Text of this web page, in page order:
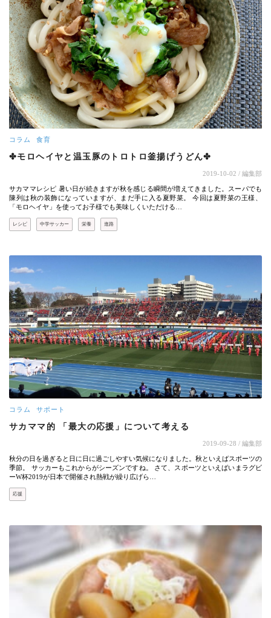
コラム 食育
✤モロヘイヤと温玉豚のトロトロ釜揚げうどん✤
2019-10-02 / 編集部
サカママレシピ 暑い日が続きますが秋を感じる瞬間が増えてきました。スーパでも
陳列は秋の装飾になっていますが、まだ手に入る夏野菜。 今回は夏野菜の王様、
「モロヘイヤ」を使ってお子様でも美味しくいただける…
レシピ 中学サッカー 栄養 進路
コラム サポート
サカママ的 「最大の応援」について考える
2019-09-28 / 編集部
秋分の日を過ぎると日に日に過ごしやすい気候になりました。秋といえばスポーツの
季節。 サッカーもこれからがシーズンですね。 さて、スポーツといえばいまラグビ
ーW杯2019が日本で開催され熱戦が繰り広げら…
応援